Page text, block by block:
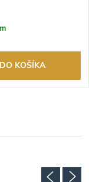
predajca.
DO KOŠÍKA